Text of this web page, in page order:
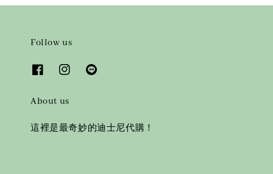
Follow us
About us
這裡是最奇妙的迪士尼代購！